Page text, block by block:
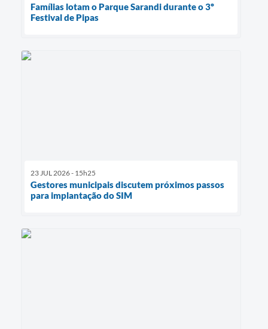
Famílias lotam o Parque Sarandi durante o 3º
Festival de Pipas
23 JUL 2026 - 15h25
Gestores municipais discutem próximos passos
para implantação do SIM